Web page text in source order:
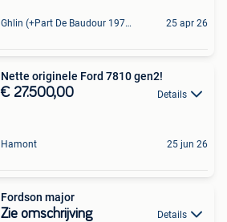
Ghlin (+Part De Baudour 1971) 25 apr 26
Nette originele Ford 7810 gen2!
€ 27.500,00 Details
Hamont 25 jun 26
Fordson major
Zie omschrijving Details